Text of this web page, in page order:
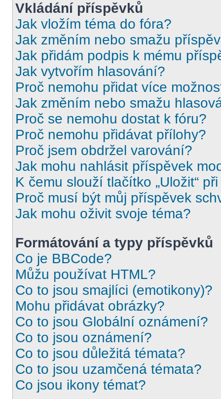
Vkládání příspěvků
Jak vložím téma do fóra?
Jak změním nebo smažu
Jak přidám podpis k mému
Jak vytvořím hlasování?
Proč nemohu přidat více
Jak změním nebo smažu
Proč se nemohu dostat k fóru?
Proč nemohu přidávat přílohy?
Proč jsem obdržel varování?
Jak mohu nahlásit příspěvek
K čemu slouží tlačítko „Uložit“
Proč musí být můj příspěvek
Jak mohu oživit svoje téma?
Formátování a typy příspěvků
Co je BBCode?
Můžu používat HTML?
Co to jsou smajlíci (emotikony)?
Mohu přidávat obrázky?
Co to jsou Globální oznámení?
Co to jsou oznámení?
Co to jsou důležitá témata?
Co to jsou uzamčená témata?
Co jsou ikony témat?